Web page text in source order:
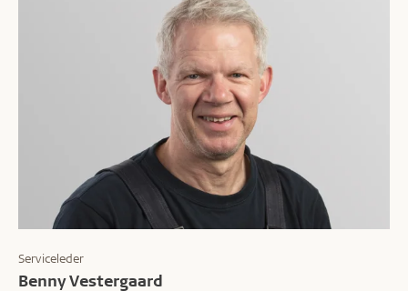
Serviceleder
Benny Vestergaard